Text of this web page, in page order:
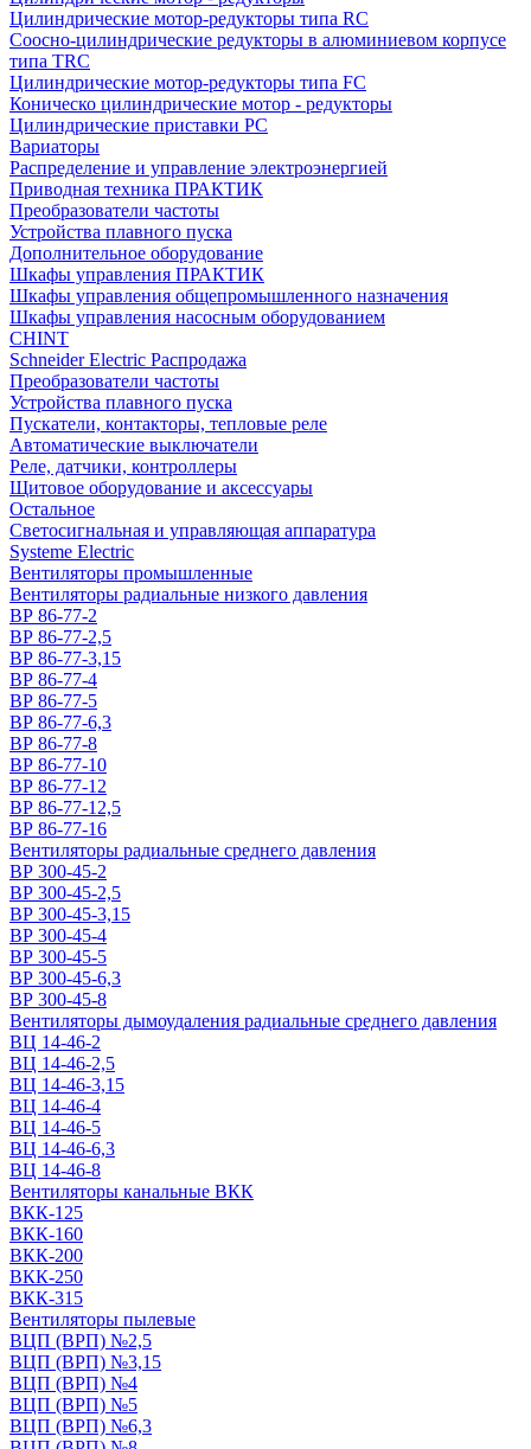
Цилиндрические мотор-редукторы типа RC
Соосно-цилиндрические редукторы в алюминиевом корпусе
типа TRC
Цилиндрические мотор-редукторы типа FC
Коническо цилиндрические мотор - редукторы
Цилиндрические приставки PC
Вариаторы
Распределение и управление электроэнергией
Приводная техника ПРАКТИК
Преобразователи частоты
Устройства плавного пуска
Дополнительное оборудование
Шкафы управления ПРАКТИК
Шкафы управления общепромышленного назначения
Шкафы управления насосным оборудованием
CHINT
Schneider Electric Распродажа
Преобразователи частоты
Устройства плавного пуска
Пускатели, контакторы, тепловые реле
Автоматические выключатели
Реле, датчики, контроллеры
Щитовое оборудование и аксессуары
Остальное
Светосигнальная и управляющая аппаратура
Systeme Electric
Вентиляторы промышленные
Вентиляторы радиальные низкого давления
ВР 86-77-2
ВР 86-77-2,5
ВР 86-77-3,15
ВР 86-77-4
ВР 86-77-5
ВР 86-77-6,3
ВР 86-77-8
ВР 86-77-10
ВР 86-77-12
ВР 86-77-12,5
ВР 86-77-16
Вентиляторы радиальные среднего давления
ВР 300-45-2
ВР 300-45-2,5
ВР 300-45-3,15
ВР 300-45-4
ВР 300-45-5
ВР 300-45-6,3
ВР 300-45-8
Вентиляторы дымоудаления радиальные среднего давления
ВЦ 14-46-2
ВЦ 14-46-2,5
ВЦ 14-46-3,15
ВЦ 14-46-4
ВЦ 14-46-5
ВЦ 14-46-6,3
ВЦ 14-46-8
Вентиляторы канальные ВКК
ВКК-125
ВКК-160
ВКК-200
ВКК-250
ВКК-315
Вентиляторы пылевые
ВЦП (ВРП) №2,5
ВЦП (ВРП) №3,15
ВЦП (ВРП) №4
ВЦП (ВРП) №5
ВЦП (ВРП) №6,3